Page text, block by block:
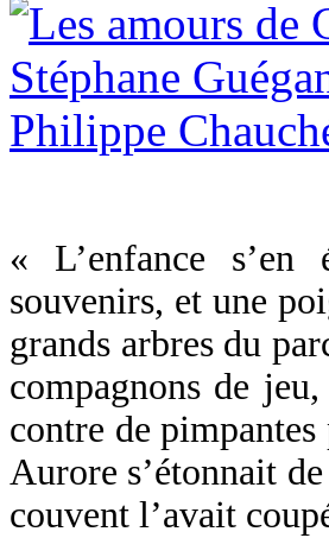
« L’enfance
souvenirs, et une
grands arbres du
compagnons de
contre de
Aurore s’étonnait
couvent l’avait